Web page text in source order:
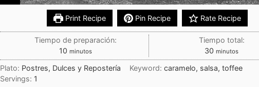
Print Recipe Pin Recipe Rate Recipe
Tiempo de preparación:
10 minutos
Tiempo total:
30 minutos
Plato: Postres, Dulces y Repostería Keyword:caramelo, salsa, toffee
Servings: 1